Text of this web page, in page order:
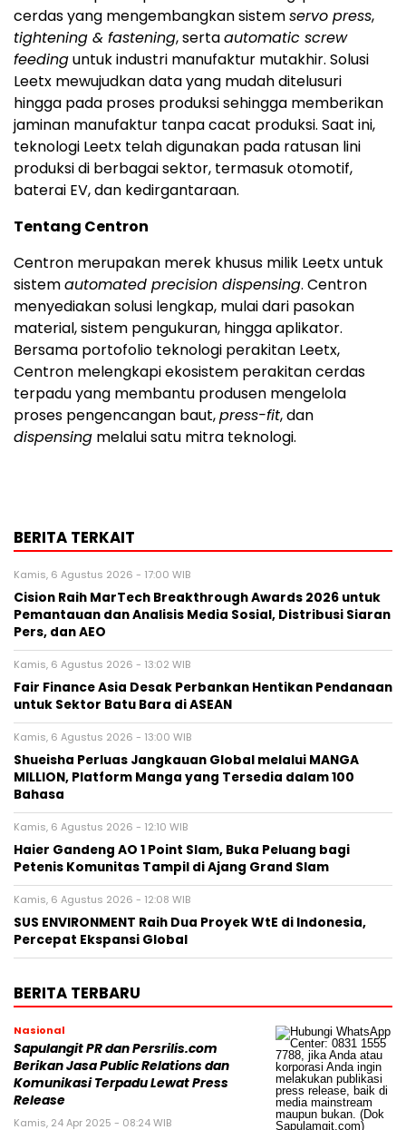
cerdas yang mengembangkan sistemservo press,
tightening & fastening, sertaautomatic screw
feedinguntuk industri manufaktur mutakhir. Solusi
Leetx mewujudkan data yang mudah ditelusuri
hingga pada proses produksi sehingga memberikan
jaminan manufaktur tanpa cacat produksi. Saat ini,
teknologi Leetx telah digunakan pada ratusan lini
produksi di berbagai sektor, termasuk otomotif,
baterai EV, dan kedirgantaraan.
Tentang Centron
Centron merupakan merek khusus milik Leetx untuk
sistemautomated precision dispensing. Centron
menyediakan solusi lengkap, mulai dari pasokan
material, sistem pengukuran, hingga aplikator.
Bersama portofolio teknologi perakitan Leetx,
Centron melengkapi ekosistem perakitan cerdas
terpadu yang membantu produsen mengelola
proses pengencangan baut,press-fit, dan
dispensing melalui satu mitra teknologi.
BERITA TERKAIT
Kamis, 6 Agustus 2026 - 17:00 WIB
Cision Raih MarTech Breakthrough Awards 2026 untuk
Pemantauan dan Analisis Media Sosial, Distribusi Siaran
Pers, dan AEO
Kamis, 6 Agustus 2026 - 13:02 WIB
Fair Finance Asia Desak Perbankan Hentikan Pendanaan
untuk Sektor Batu Bara di ASEAN
Kamis, 6 Agustus 2026 - 13:00 WIB
Shueisha Perluas Jangkauan Global melalui MANGA
MILLION, Platform Manga yang Tersedia dalam 100
Bahasa
Kamis, 6 Agustus 2026 - 12:10 WIB
Haier Gandeng AO 1 Point Slam, Buka Peluang bagi
Petenis Komunitas Tampil di Ajang Grand Slam
Kamis, 6 Agustus 2026 - 12:08 WIB
SUS ENVIRONMENT Raih Dua Proyek WtE di Indonesia,
Percepat Ekspansi Global
BERITA TERBARU
Nasional
Sapulangit PR dan Persrilis.com
Berikan Jasa Public Relations dan
Komunikasi Terpadu Lewat Press
Release
Kamis, 24 Apr 2025 - 08:24 WIB